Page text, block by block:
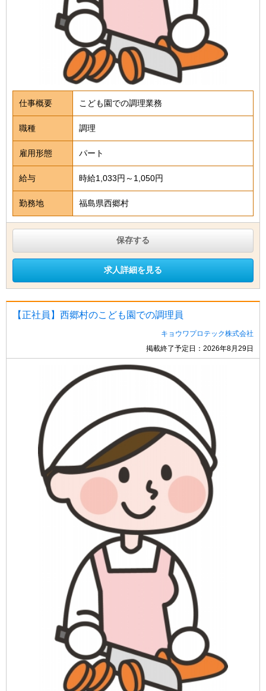
仕事概要 こども園での調理業務
職種 調理
雇用形態 パート
給与 時給1,033円～1,050円
勤務地 福島県西郷村
保存する
求人詳細を見る
【正社員】西郷村のこども園での調理員
キョウワプロテック株式会社
掲載終了予定日：2026年8月29日